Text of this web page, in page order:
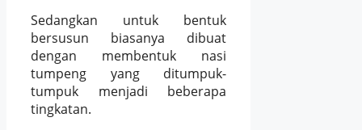
Sedangkan untuk bentuk
bersusun biasanya dibuat
dengan membentuk nasi
tumpeng yang ditumpuk-
tumpuk menjadi beberapa
tingkatan.